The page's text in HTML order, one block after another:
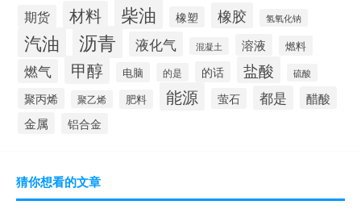
期货 材料 柴油 橡塑 橡胶 氢氧化钠
汽油 沥青 液化气 混凝土 溶液 燃料
燃气 甲醇 电脑 的是 的话 盐酸 硫酸
聚丙烯 聚乙烯 肥料 能源 萤石 都是 醋酸
金属 铝合金
猜你想看的文章